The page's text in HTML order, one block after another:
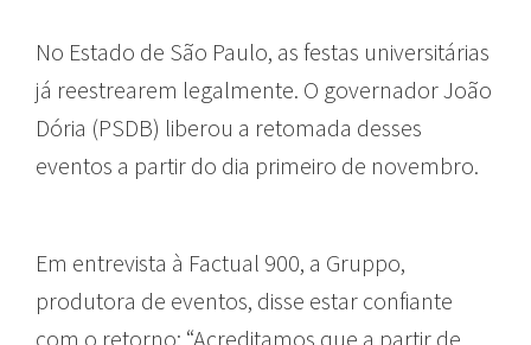
No Estado de São Paulo, as festas universitárias
já reestrearem legalmente. O governador João
Dória (PSDB) liberou a retomada desses
eventos a partir do dia primeiro de novembro.
Em entrevista à Factual 900, a Gruppo,
produtora de eventos, disse estar confiante
com o retorno: “Acreditamos que a partir de